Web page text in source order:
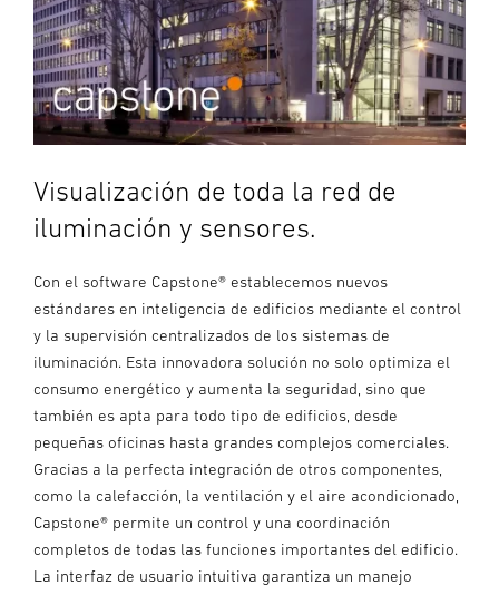
Visualización de toda la red de
iluminación y sensores.
Con el software Capstone® establecemos nuevos
estándares en inteligencia de edificios mediante el control
y la supervisión centralizados de los sistemas de
iluminación. Esta innovadora solución no solo optimiza el
consumo energético y aumenta la seguridad, sino que
también es apta para todo tipo de edificios, desde
pequeñas oficinas hasta grandes complejos comerciales.
Gracias a la perfecta integración de otros componentes,
como la calefacción, la ventilación y el aire acondicionado,
Capstone® permite un control y una coordinación
completos de todas las funciones importantes del edificio.
La interfaz de usuario intuitiva garantiza un manejo